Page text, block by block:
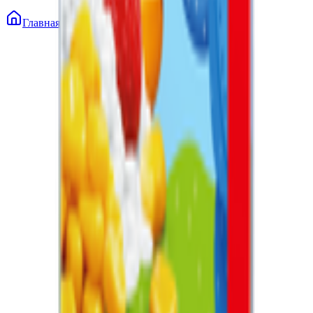
Главная